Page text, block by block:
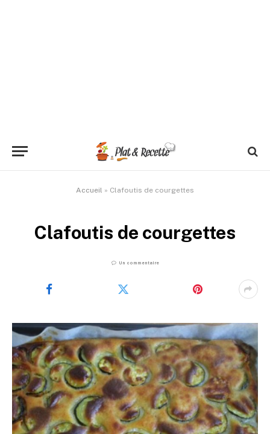
Accueil » Clafoutis de courgettes
Clafoutis de courgettes
Un commentaire